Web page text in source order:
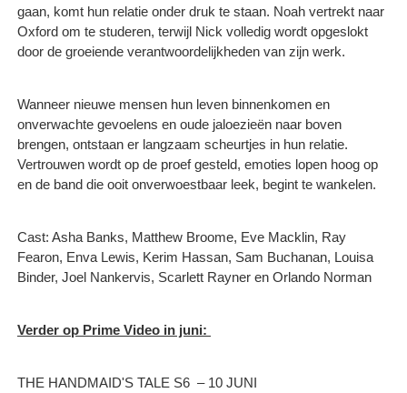
gaan, komt hun relatie onder druk te staan. Noah vertrekt naar
Oxford om te studeren, terwijl Nick volledig wordt opgeslokt
door de groeiende verantwoordelijkheden van zijn werk.
Wanneer nieuwe mensen hun leven binnenkomen en
onverwachte gevoelens en oude jaloezieën naar boven
brengen, ontstaan er langzaam scheurtjes in hun relatie.
Vertrouwen wordt op de proef gesteld, emoties lopen hoog op
en de band die ooit onverwoestbaar leek, begint te wankelen.
Cast: Asha Banks, Matthew Broome, Eve Macklin, Ray
Fearon, Enva Lewis, Kerim Hassan, Sam Buchanan, Louisa
Binder, Joel Nankervis, Scarlett Rayner en Orlando Norman
Verder op Prime Video in juni:
THE HANDMAID'S TALE S6 – 10 JUNI